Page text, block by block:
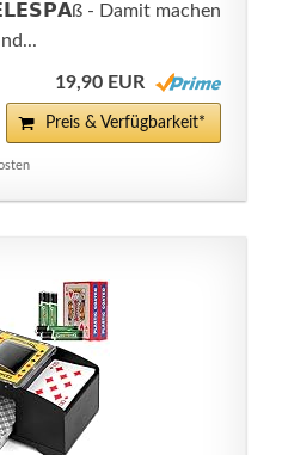
- Damit machen
19,90 EUR
Preis & Verfügbarkeit*